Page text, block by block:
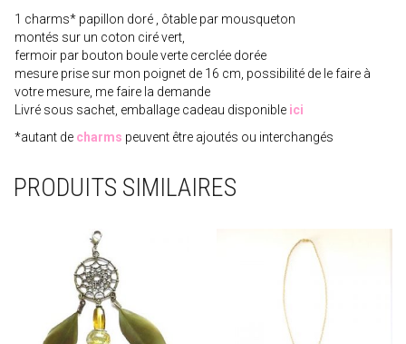
1 charms* papillon doré , ôtable par mousqueton
montés sur un coton ciré vert,
fermoir par bouton boule verte cerclée dorée
mesure prise sur mon poignet de 16 cm, possibilité de le faire à
votre mesure, me faire la demande
Livré sous sachet, emballage cadeau disponible ici
*autant de charms peuvent être ajoutés ou interchangés
PRODUITS SIMILAIRES